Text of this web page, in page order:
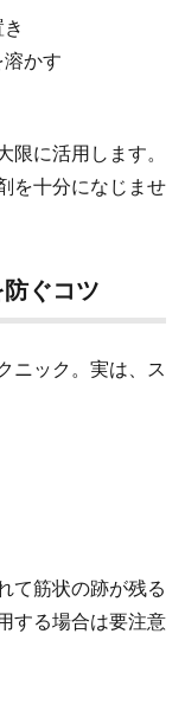
かす
限に活用します。
を十分になじませ
ぐコツ
ニック。実は、ス
て筋状の跡が残る
する場合は要注意